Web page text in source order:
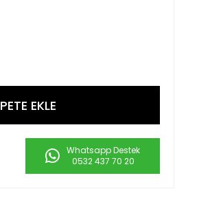
Whatsapp Destek
0532 437 70 20